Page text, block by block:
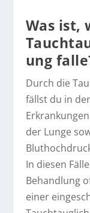
Was ist,
ung
Durch die
fällst du in
der Lunge
In diesen
Behandlung
einer